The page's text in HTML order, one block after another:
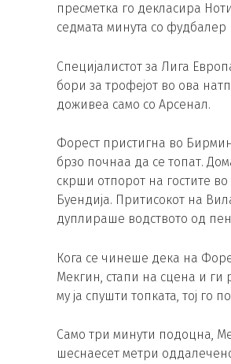
пресметка го декласира
седмата минута со фудбалер
Специјалистот за Лига
бори за трофејот во ова
доживеа само со Арсенал.
Форест пристигна во
брзо почнаа да се топат.
скрши отпорот на гостите
Буендија. Притисокот на
дуплираше водството од
Кога се чинеше дека на
Мекгин, стапи на сцена и ги
му ја спушти топката, тој
Само три минути подоцна,
шеснаесет метри